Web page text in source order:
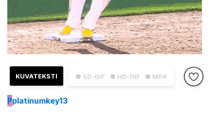
● SD-GIF ● HD-GIF ● MP4
KUVATEKSTI
Pplatinumkey13